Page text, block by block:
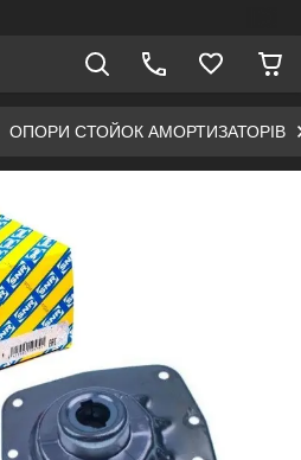
ОПОРИ СТОЙОК АМОРТИЗАТОРІВ